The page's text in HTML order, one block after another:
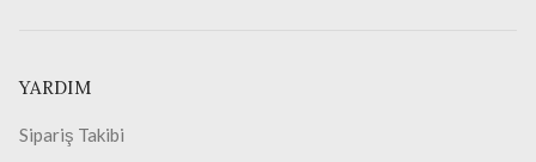
YARDIM
Sipariş Takibi